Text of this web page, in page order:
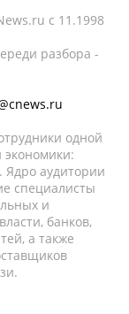
c 11.1998
разбора -
одной
экономики:
аудитории
специалисты
и
банков,
а также